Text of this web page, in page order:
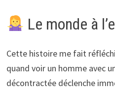
Le monde à
Cette histoire me fait
quand voir un homme avec
décontractée déclenche